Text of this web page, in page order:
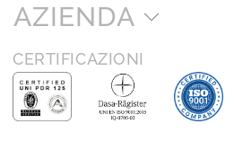
AZIENDA
CERTIFICAZIONI